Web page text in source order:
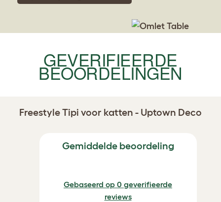
GEVERIFIEERDE
BEOORDELINGEN
Freestyle Tipi voor katten - Uptown Deco
Gemiddelde beoordeling
Gebaseerd op 0 geverifieerde
reviews